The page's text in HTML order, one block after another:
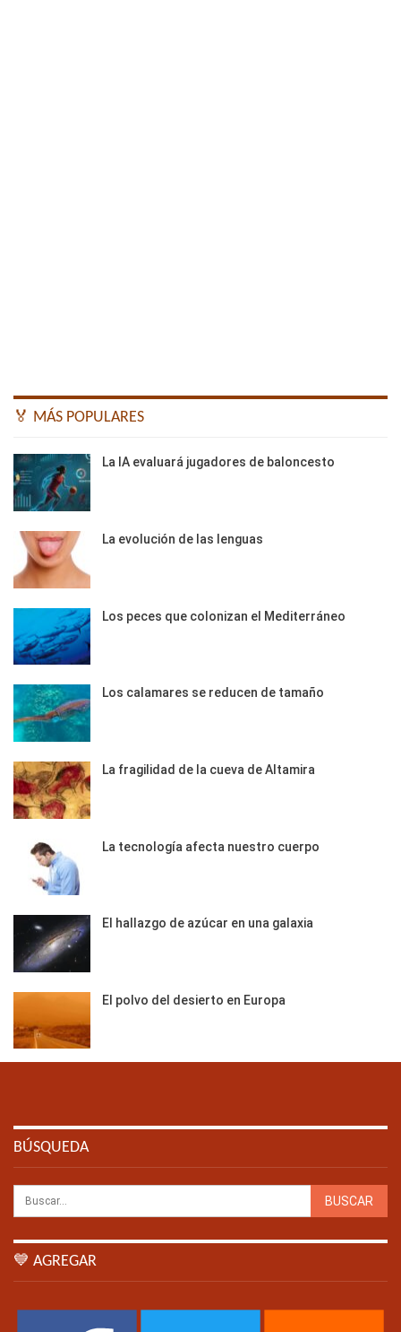
🏅 MÁS POPULARES
La IA evaluará jugadores de baloncesto
La evolución de las lenguas
Los peces que colonizan el Mediterráneo
Los calamares se reducen de tamaño
La fragilidad de la cueva de Altamira
La tecnología afecta nuestro cuerpo
El hallazgo de azúcar en una galaxia
El polvo del desierto en Europa
BÚSQUEDA
💙 AGREGAR